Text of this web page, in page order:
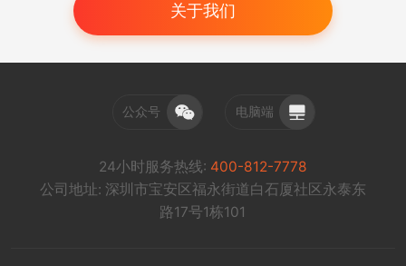
关于我们
公众号 电脑端
24小时服务热线: 400-812-7778
公司地址: 深圳市宝安区福永街道白石厦社区永泰东
路17号1栋101